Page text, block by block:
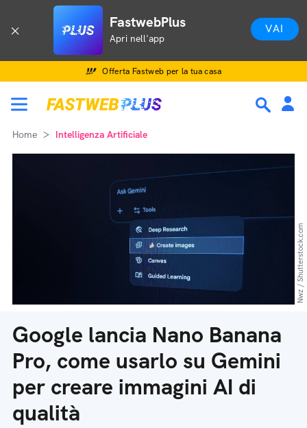
FastwebPlus
Apri nell'app
VAI
Offerta Fastweb per la tua casa
Home Intelligenza Artificiale
Google lancia Nano Banana
Pro, come usarlo su Gemini
per creare immagini AI di
qualità
Nwz / Shutterstock.com